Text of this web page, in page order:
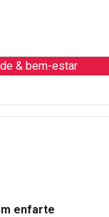
& bem-estar
enfarte